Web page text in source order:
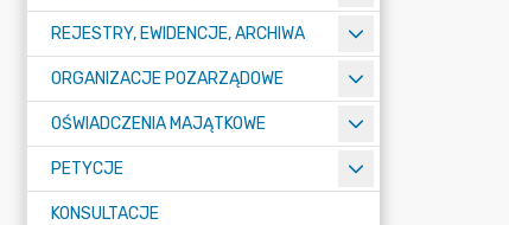
REJESTRY, EWIDENCJE, ARCHIWA
ORGANIZACJE POZARZĄDOWE
OŚWIADCZENIA MAJĄTKOWE
PETYCJE
KONSULTACJE